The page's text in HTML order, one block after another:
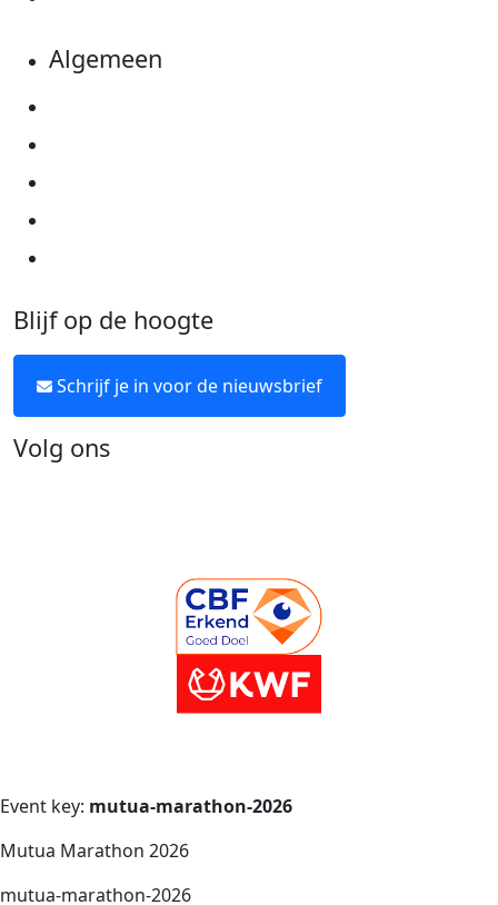
Algemeen
Blijf op de hoogte
Schrijf je in voor de nieuwsbrief
Volg ons
Event key: mutua-marathon-2026
Mutua Marathon 2026
mutua-marathon-2026